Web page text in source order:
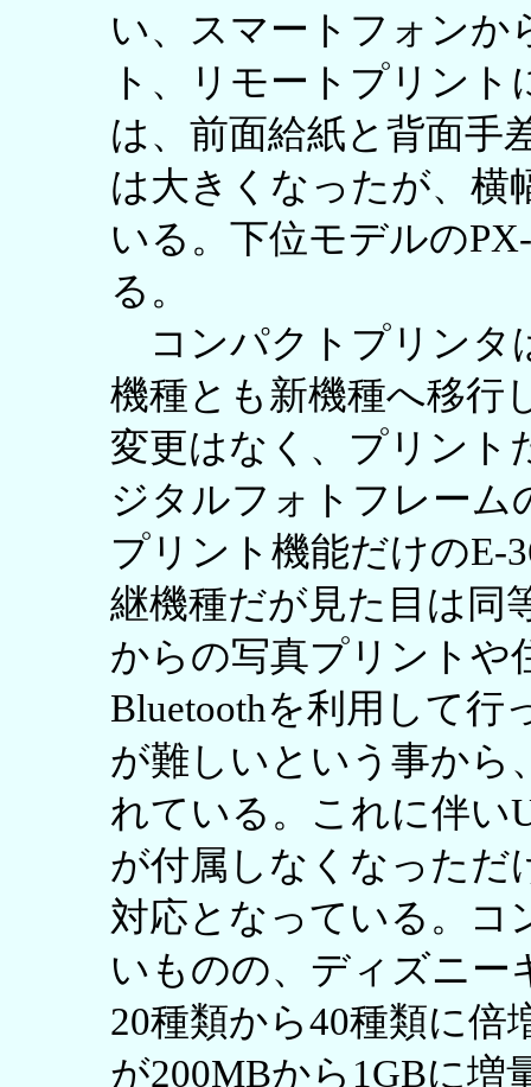
い、スマートフォンか
ト、リモートプリン
は、前面給紙と背面手
は大きくなったが、横
いる。下位モデルの
る。
コンパクトプリンタ
機種とも新機種へ移行
変更はなく、プリント
ジタルフォトフレーム
プリント機能だけのE-
継機種だが見た目は同
からの写真プリントや
Bluetoothを利用して
が難しいという事から
れている。これに伴い
が付属しなくなっただ
対応となっている。コ
いものの、ディズニー
20種類から40種類に
が200MBから1GBに増